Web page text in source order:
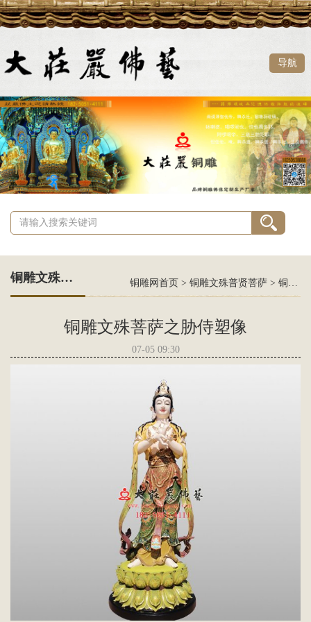
导航
铜雕文殊普贤菩萨 铜雕网首页 > 铜雕文殊普贤菩萨 > 铜雕文殊菩萨之胁侍塑像
铜雕文殊菩萨之胁侍塑像
07-05 09:30